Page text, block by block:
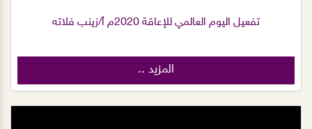
تفعيل اليوم العالمي للإعاقة 2020م أ/زينب فلاته
المزيد ..